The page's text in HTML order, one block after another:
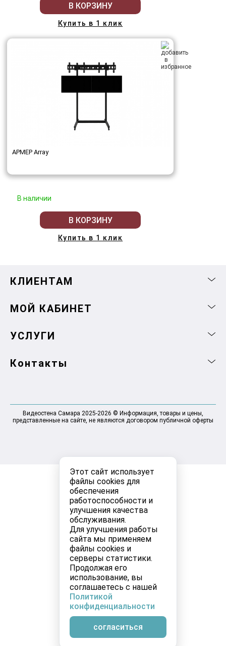
Этот сайт использует
файлы cookies для
обеспечения
работоспособности и
улучшения качества
обслуживания.
Для улучшения работы
сайта мы применяем
файлы cookies и
серверы статистики.
Продолжая его
использование, вы
соглашаетесь с нашей
Политикой
конфиденциальности
согласиться
В КОРЗИНУ
Купить в 1 клик
АРМЕР Array
В наличии
В КОРЗИНУ
Купить в 1 клик
КЛИЕНТАМ
МОЙ КАБИНЕТ
УСЛУГИ
Контакты
Видеостена Самара 2025-2026 © Информация, товары и цены,
представленные на сайте, не являются договором публичной оферты